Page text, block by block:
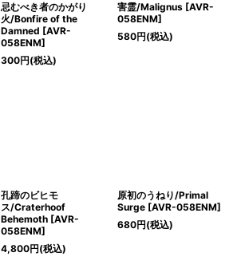
忌むべき者のかがり
火/Bonfire of the
Damned [AVR-
058ENM]
300円(税込)
害霊/Malignus [AVR-
058ENM]
580円(税込)
孔蹄のビヒモ
ス/Craterhoof
Behemoth [AVR-
058ENM]
4,800円(税込)
原初のうねり/Primal
Surge [AVR-058ENM]
680円(税込)